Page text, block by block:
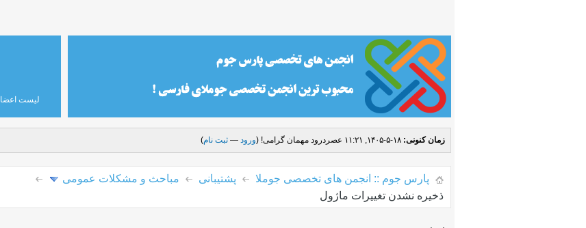
لیست اعضا
زمان کنونی: ۱۸-۵-۱۴۰۵, ۱۱:۲۱ عصر درود مهمان گرامی! (ورود — ثبت نام)
پارس جوم :: انجمن های تخصصی جوملا پشتیبانی
مباحث و مشکلات عمومی
ذخیره نشدن تغییرات ماژول